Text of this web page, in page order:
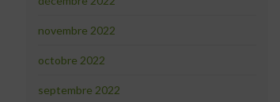
novembre 2022
octobre 2022
septembre 2022